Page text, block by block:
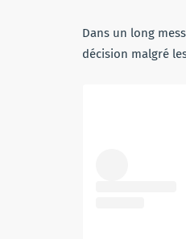
Dans un long
décision malgré